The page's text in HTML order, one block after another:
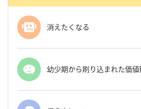
消えたくなる
幼少期から刷り込まれた価